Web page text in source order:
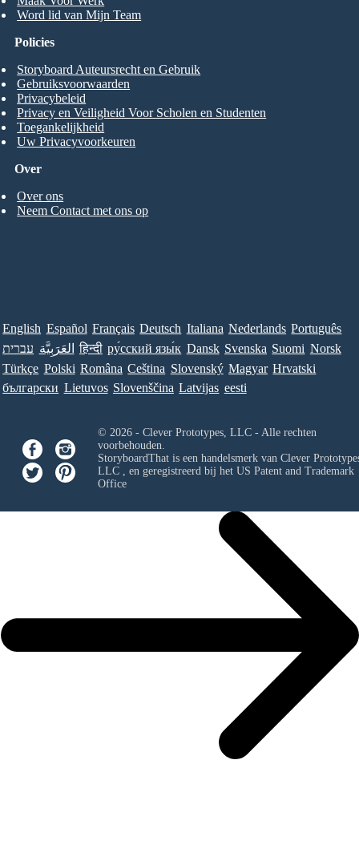
Word lid van Mijn Team
Over
Over ons
Neem Contact met ons op
Policies
Storyboard Auteursrecht en Gebruik
Gebruiksvoorwaarden
Privacybeleid
Privacy en Veiligheid Voor Scholen en Studenten
Toegankelijkheid
Uw Privacyvoorkeuren
English Español Français Deutsch Italiana Nederlands Português
עברית العَرَبِيَّة हिन्दी ру́сский язы́к Dansk Svenska Suomi Norsk
Türkçe Polski Româna Ceština Slovenský Magyar Hrvatski
български Lietuvos Slovenščina Latvijas eesti
© 2026 - Clever Prototypes, LLC - Alle rechten
voorbehouden.
StoryboardThat is een handelsmerk van Clever
LLC, en geregistreerd bij het US Patent and Trademark
Office